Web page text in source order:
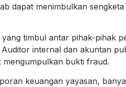
dapat menimbulkan
timbul antar pihak-pihak
internal dan akuntan
mengumpulkan bukti fraud.
keuangan yayasan,